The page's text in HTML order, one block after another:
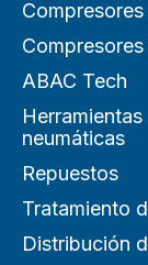
ABAC Tech
Herramientas
neumáticas
Repuestos
Tratamiento
Distribución